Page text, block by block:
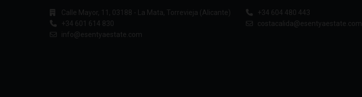
Calle Mayor, 11, 03188 - La Mata, Torrevieja (Alicante)
+34 601 614 830
info@esentyaestate.com
+34 604 480 443
costacalida@esentyaestate.com